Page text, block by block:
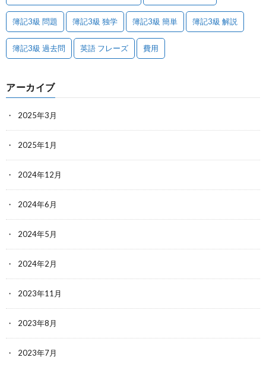
簿記3級 問題 簿記3級 独学 簿記3級 簡単 簿記3級 解説
簿記3級 過去問 英語 フレーズ 費用
アーカイブ
2025年3月
2025年1月
2024年12月
2024年6月
2024年5月
2024年2月
2023年11月
2023年8月
2023年7月